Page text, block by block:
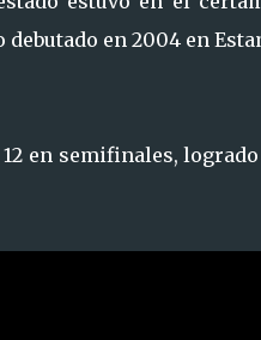
debutado en 2004 en
en semifinales,